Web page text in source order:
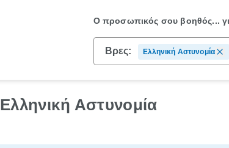
Ο προσωπικός σου βοηθός...
Βρες: Ελληνική Αστυνομία
Ελληνική Αστυνομία